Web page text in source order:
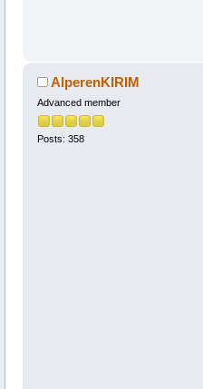
AlperenKIRIM
Advanced member
Posts: 358